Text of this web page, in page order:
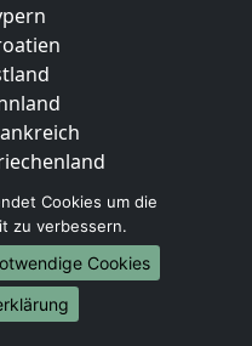
Cookies um die
zu verbessern.
Cookies